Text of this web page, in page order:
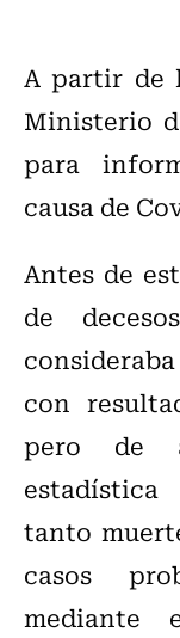
A partir de
Ministerio
para
causa de
Antes de
de
con
pero de
tanto
casos
mediante